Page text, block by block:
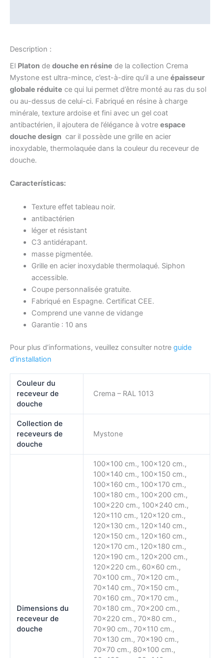
Description :
El Platon de douche en résine de la collection Crema
Mystone est ultra-mince, c’est-à-dire qu’il a une épaisseur
globale réduite ce qui lui permet d’être monté au ras du sol
ou au-dessus de celui-ci. Fabriqué en résine à charge
minérale, texture ardoise et fini avec un gel coat
antibactérien, il ajoutera de l’élégance à votre espace
douche design car il possède une grille en acier
inoxydable, thermolaquée dans la couleur du receveur de
douche.
Características:
Texture effet tableau noir.
antibactérien
léger et résistant
C3 antidérapant.
masse pigmentée.
Grille en acier inoxydable thermolaqué. Siphon
accessible.
Coupe personnalisée gratuite.
Fabriqué en Espagne. Certificat CEE.
Comprend une vanne de vidange
Garantie : 10 ans
Pour plus d’informations, veuillez consulter notre guide
d’installation
Couleur du
receveur de
douche
Crema – RAL 1013
Collection de
receveurs de
douche
Mystone
Dimensions du
receveur de
douche
100×100 cm., 100×120 cm.,
100×140 cm., 100×150 cm.,
100×160 cm., 100×170 cm.,
100×180 cm., 100×200 cm.,
100×220 cm., 100×240 cm.,
120×110 cm., 120×120 cm.,
120×130 cm., 120×140 cm.,
120×150 cm., 120×160 cm.,
120×170 cm., 120×180 cm.,
120×190 cm., 120×200 cm.,
120×220 cm., 60×60 cm.,
70×100 cm., 70×120 cm.,
70×140 cm., 70×150 cm.,
70×160 cm., 70×170 cm.,
70×180 cm., 70×200 cm.,
70×220 cm., 70×80 cm.,
70×90 cm., 70×110 cm.,
70×130 cm., 70×190 cm.,
70×70 cm., 80×100 cm.,